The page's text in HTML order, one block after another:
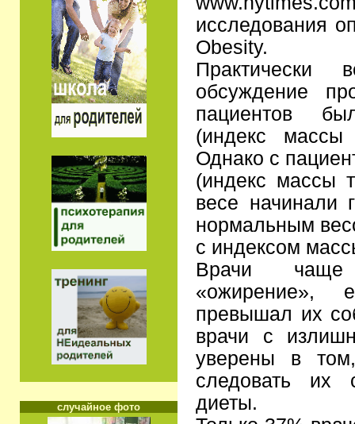
случайное фото
исследования
Obesity.
Практически
обсуждение
пациентов
(индекс
Однако с
(индекс массы
весе начинали
нормальным
с индексом
Врачи чаще
«ожирение»,
превышал их
врачи с
уверены в
следовать их
диеты.